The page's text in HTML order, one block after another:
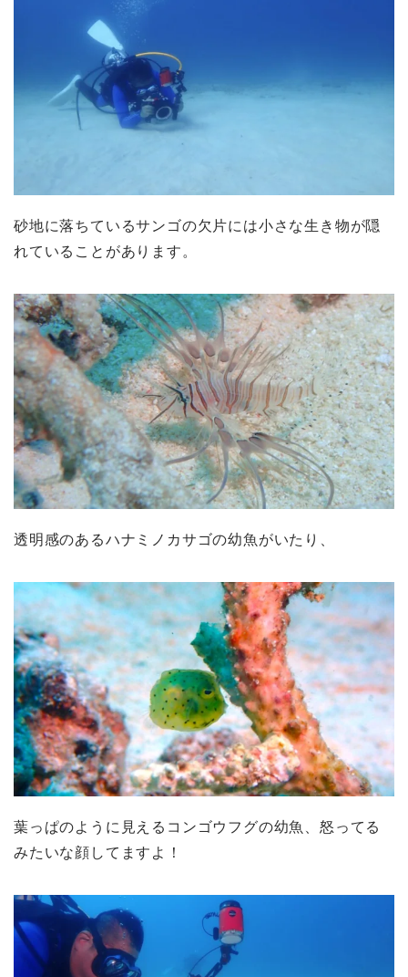
砂地に落ちているサンゴの欠片には小さな生き物が隠
れていることがあります。
透明感のあるハナミノカサゴの幼魚がいたり、
葉っぱのように見えるコンゴウフグの幼魚、怒ってる
みたいな顔してますよ！